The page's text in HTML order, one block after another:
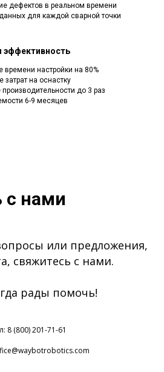
дефектов в реальном времени
для каждой сварной точки
эффективность
времени настройки на 80%
затрат на оснастку
до 3 раз
6-9 месяцев
с нами
или предложения,
свяжитесь с нами.
рады помочь!
8 (800) 201-71-61